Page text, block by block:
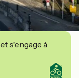
s'engage à